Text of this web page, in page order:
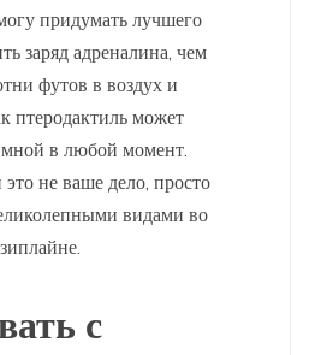
придумать лучшего
заряд адреналина, чем
футов в воздух и
птеродактиль может
мной в любой момент.
не ваше дело, просто
видами во
с